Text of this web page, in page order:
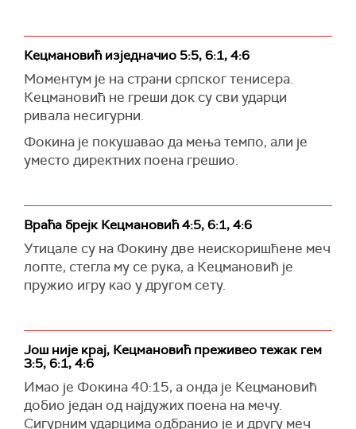
Кецмановић изједначио 5:5, 6:1, 4:6
Моментум је на страни српског тенисера.
Кецмановић не греши док су сви ударци
ривала несигурни.
Фокина је покушавао да мења темпо, али је
уместо директних поена грешио.
Враћа брејк Кецмановић 4:5, 6:1, 4:6
Утицале су на Фокину две неискоришћене меч
лопте, стегла му се рука, а Кецмановић је
пружио игру као у другом сету.
Још није крај, Кецмановић преживео тежак гем
3:5, 6:1, 4:6
Имао је Фокина 40:15, а онда је Кецмановић
добио један од најдужих поена на мечу.
Сигурним ударцима одбранио је и другу меч